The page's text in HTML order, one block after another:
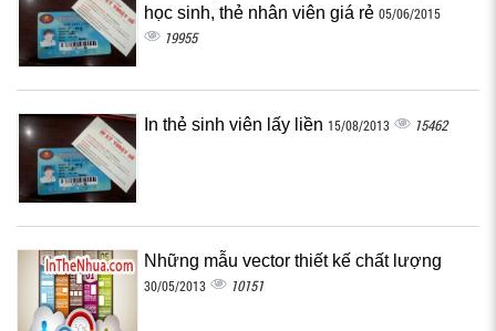
học sinh, thẻ nhân viên giá rẻ 05/06/2015
19955
In thẻ sinh viên lấy liền 15/08/2013 15462
Những mẫu vector thiết kế chất lượng
30/05/2013 10151